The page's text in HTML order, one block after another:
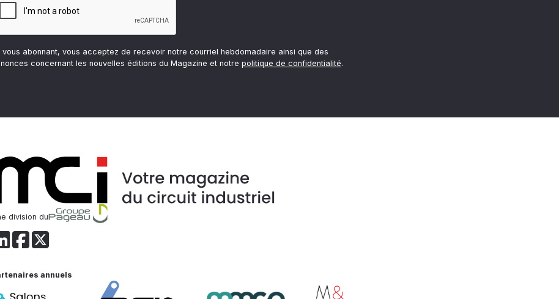
vous abonnant, vous acceptez de recevoir notre courriel hebdomadaire ainsi que des
concernant les nouvelles éditions du Magazine et notre politique de confidentialité.
division du
annuels